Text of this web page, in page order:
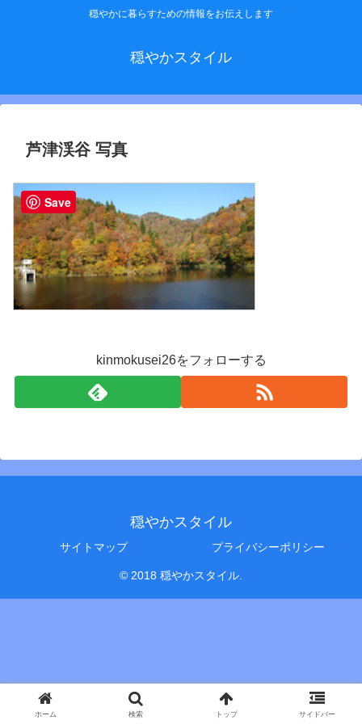
穏やかに暮らすための情報をお伝えします
穏やかスタイル
芦津渓谷 写真
kinmokusei26をフォローする
穏やかスタイル
サイトマップ プライバシーポリシー
© 2018 穏やかスタイル.
ホーム 検索 トップ サイドバー
Save